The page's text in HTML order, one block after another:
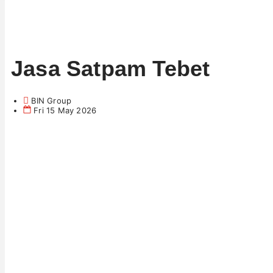
Jasa Satpam Tebet
BIN Group
Fri 15 May 2026